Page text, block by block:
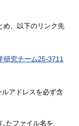
め、以下のリンク先
研究チーム25-3711
アドレスを必ず含
たファイル名を